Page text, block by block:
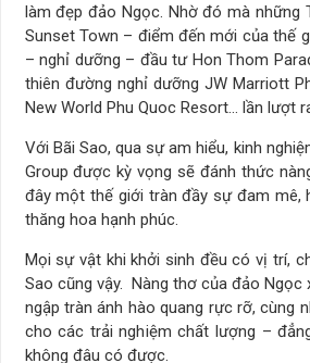
làm đẹp đảo Ngọc. Nhờ đó mà những
Sunset Town – điểm đến mới của thế
– nghỉ dưỡng – đầu tư Hon Thom
thiên đường nghỉ dưỡng JW Marriott
New World Phu Quoc Resort… lần lượt
Với Bãi Sao, qua sự am hiểu, kinh
Group được kỳ vọng sẽ đánh thức
đây một thế giới tràn đầy sự đam mê,
thăng hoa hạnh phúc.
Mọi sự vật khi khởi sinh đều có vị trí,
Sao cũng vậy. Nàng thơ của đảo Ngọc
ngập tràn ánh hào quang rực rỡ, cùng
cho các trải nghiệm chất lượng –
không đâu có được.